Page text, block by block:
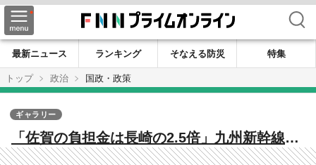
検索
最新ニュース ランキング そなえる防災
特集
トップ
政治 国政・政策
「佐賀の負担金は長崎の2.5倍」九州新幹線長
崎ルートの全線フル規格化めざす長崎県知事
ギャラリー